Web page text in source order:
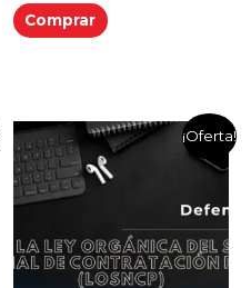
Comprar
¡Oferta!